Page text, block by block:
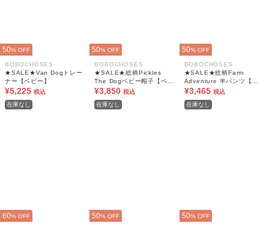
50% OFF
BOBOCHOSES
★SALE★Van Dogトレー
ナー【ベビー】
¥5,225 税込
在庫なし
50% OFF
BOBOCHOSES
★SALE★総柄Pickles
The Dogベビー帽子【ベビ
ー】
¥3,850 税込
在庫なし
50% OFF
BOBOCHOSES
★SALE★総柄Farm
Adventure 半パンツ【ベ
ビー】
¥3,465 税込
在庫なし
60% OFF 50% OFF 50% OFF